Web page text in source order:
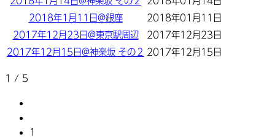
2018年1月11日@銀座
2018年01月11日
2017年12月23日@東京駅周辺
2017年12月23日
2017年12月15日@神楽坂 その２ 2017年12月15日
1 / 5
1